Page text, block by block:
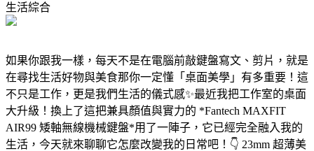
生活綜合
如果你跟我一樣，每天不是在電腦前敲鍵盤寫文、剪片，就是
在尋找生活好物與美食那你一定懂「桌面美學」有多重要！這
不只是工作，更是我們生活的儀式感✨最近我把工作室的桌面
大升級！換上了這把兼具顏值與實力的 *Fantech MAXFIT
AIR99 矮軸無線機械鍵盤*用了一陣子，它已經完全融入我的
生活，今天就來聊聊它怎麼改變我的日常吧！👇 23mm 超薄美